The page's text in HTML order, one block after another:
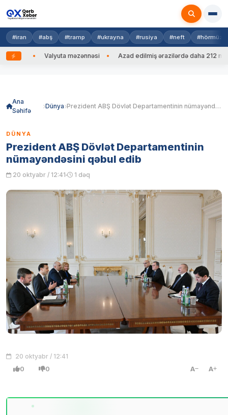
#iran #abş #tramp #ukrayna #rusiya #neft #hörmüz
Valyuta məzənnəsi Azad edilmiş ərazilərdə daha 212 mina,
Ana
Səhifə
Dünya Prezident ABŞ Dövlət Departamentinin nümayəndəsini qəbul edib
DÜNYA
Prezident ABŞ Dövlət Departamentinin
nümayəndəsini qəbul edib
20 oktyabr / 12:41 1 dəq
20 oktyabr / 12:41
0 0 A A